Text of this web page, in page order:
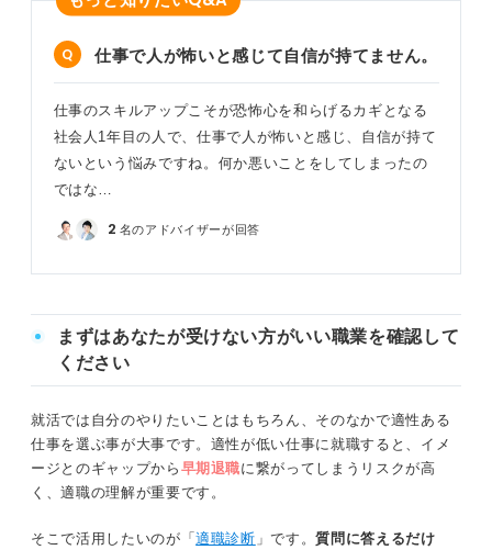
仕事で人が怖いと感じて自信が持てません。
仕事のスキルアップこそが恐怖心を和らげるカギとなる
社会人1年目の人で、仕事で人が怖いと感じ、自信が持て
ないという悩みですね。何か悪いことをしてしまったの
ではな…
2 名のアドバイザーが回答
まずはあなたが受けない方がいい職業を確認して
ください
就活では自分のやりたいことはもちろん、そのなかで適性ある
仕事を選ぶ事が大事です。適性が低い仕事に就職すると、イメ
ージとのギャップから 早期退職に繋がってしまうリスクが高
く、適職の理解が重要です。
そこで活用したいのが「適職診断 」です。質問に答えるだけ